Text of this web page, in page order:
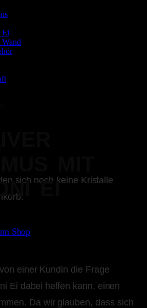
Ei
sich noch keine Kristalle
Shop
EI
einer Kundin die Frage
Ei dabei helfen kann, einen
Da wir glauben, dass sich